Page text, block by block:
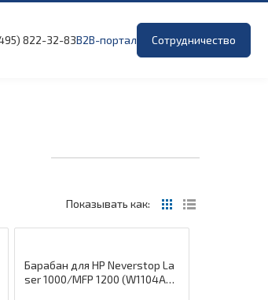
822-32-83B2B-портал Сотрудничество
Показывать как:
Барабан для HP Neverstop La
ser 1000/MFP 1200 (W1104A/